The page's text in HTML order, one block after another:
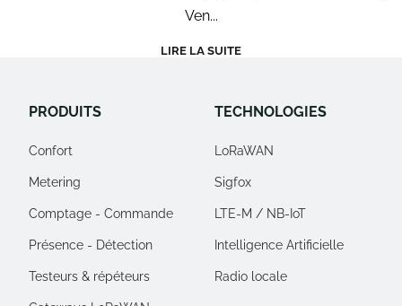
Ven...
LIRE LA SUITE
PRODUITS
Confort
Metering
Comptage - Commande
Présence - Détection
Testeurs & répéteurs
TECHNOLOGIES
LoRaWAN
Sigfox
LTE-M / NB-IoT
Intelligence Artificielle
Radio locale